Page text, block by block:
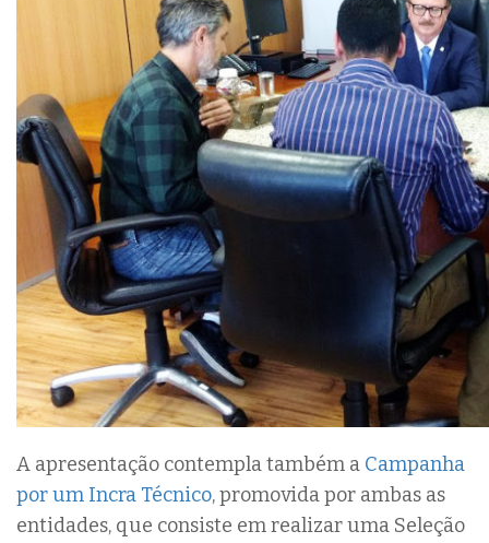
A apresentação contempla também a Campanha
por um Incra Técnico, promovida por ambas as
entidades, que consiste em realizar uma Seleção